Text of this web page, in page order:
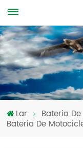
Lar
Bateria
Bateria De